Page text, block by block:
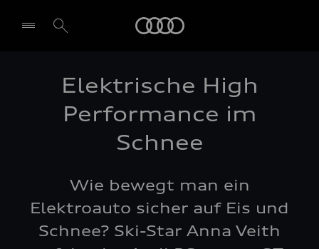
Elektrische High
Performance im
Schnee
Wie bewegt man ein
Elektroauto sicher auf Eis und
Schnee? Ski-Star Anna Veith